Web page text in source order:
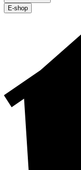
E-shop